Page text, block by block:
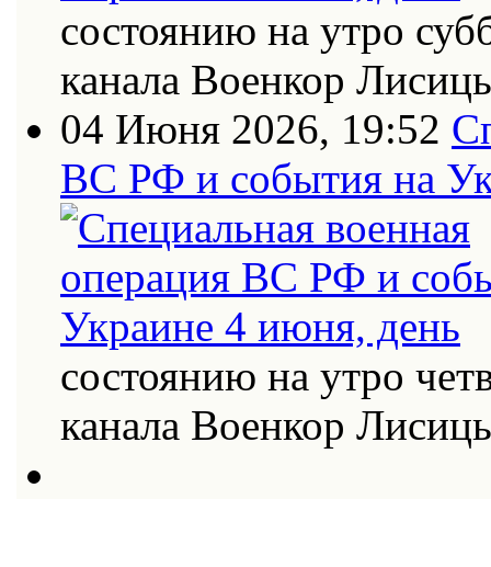
состоянию на утро
канала Военкор
04 Июня 2026, 19:52
ВС РФ и события на
состоянию на утро
канала Военкор